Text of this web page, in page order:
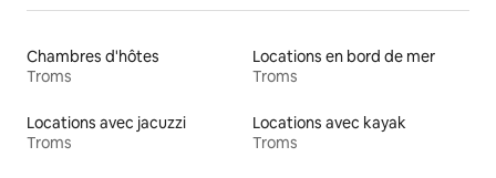
Chambres d'hôtes
Troms
Locations en bord de mer
Troms
Locations avec jacuzzi
Troms
Locations avec kayak
Troms